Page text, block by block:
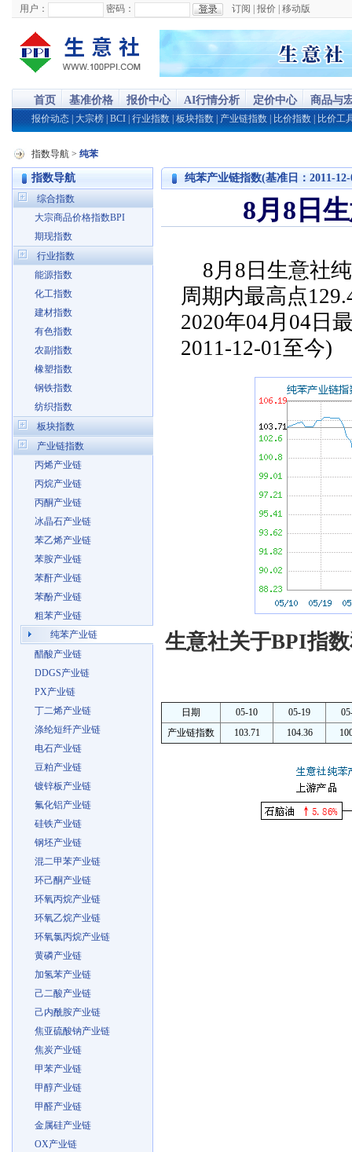
用户： 密码： 订阅 报价 移动版
首页 基准价格 报价中心 AI行情分析 定价中心 商品与
报价动态 大宗榜 BCI 行业指数 板块指数 产业链指数 比价指数 比价工
指数导航 > 纯苯
指数导航
综合指数
大宗商品价格指数BPI
期现指数
行业指数
能源指数
化工指数
建材指数
有色指数
农副指数
橡塑指数
钢铁指数
纺织指数
板块指数
产业链指数
丙烯产业链
丙烷产业链
丙酮产业链
冰晶石产业链
苯乙烯产业链
苯胺产业链
苯酐产业链
苯酚产业链
粗苯产业链
纯苯产业链
醋酸产业链
DDGS产业链
PX产业链
丁二烯产业链
涤纶短纤产业链
电石产业链
豆粕产业链
镀锌板产业链
氟化铝产业链
硅铁产业链
钢坯产业链
混二甲苯产业链
环己酮产业链
环氧丙烷产业链
环氧乙烷产业链
环氧氯丙烷产业链
黄磷产业链
加氢苯产业链
己二酸产业链
己内酰胺产业链
焦亚硫酸钠产业链
焦炭产业链
甲苯产业链
甲醇产业链
甲醛产业链
金属硅产业链
OX产业链
纯苯产业链指数(基准日：2011-12-
8月8日
8月8日生意社
周期内最高点
2020年04月04日
2011-12-01至今)
生意社关于BPI指
日期 05-10 05-19
产业链指数
103.71 104.36